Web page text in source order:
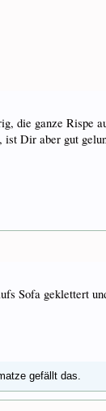
die ganze Rispe
ist Dir aber gut
Sofa geklettert
gefällt das.